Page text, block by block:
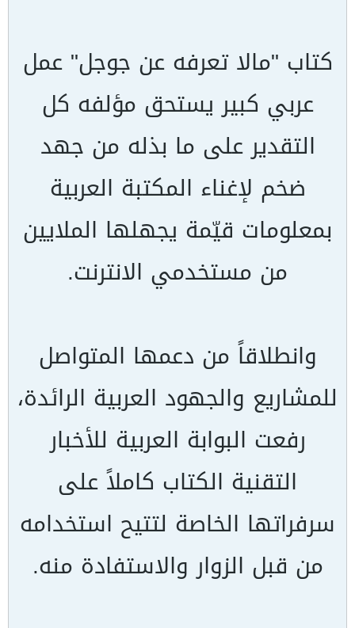
كتاب "مالا تعرفه عن جوجل" عمل
عربي كبير يستحق مؤلفه كل
التقدير على ما بذله من جهد
ضخم لإغناء المكتبة العربية
بمعلومات قيّمة يجهلها الملايين
من مستخدمي الانترنت.
وانطلاقاً من دعمها المتواصل
للمشاريع والجهود العربية الرائدة،
رفعت البوابة العربية للأخبار
التقنية الكتاب كاملاً على
سرفراتها الخاصة لتتيح استخدامه
من قبل الزوار والاستفادة منه.